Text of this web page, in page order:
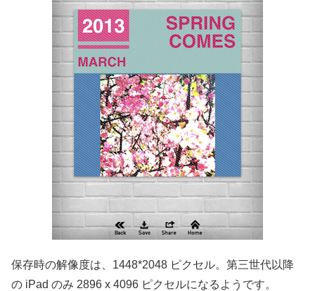
保存時の解像度は、1448*2048 ピクセル。第三世代以降
の iPad のみ 2896 x 4096 ピクセルになるようです。